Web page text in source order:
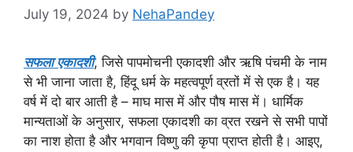
July 19, 2024 by NehaPandey
सफला एकादशी, जिसे पापमोचनी एकादशी और ऋषि पंचमी के नाम
से भी जाना जाता है, हिंदू धर्म के महत्वपूर्ण व्रतों में से एक है। यह
वर्ष में दो बार आती है – माघ मास में और पौष मास में। धार्मिक
मान्यताओं के अनुसार, सफला एकादशी का व्रत रखने से सभी पापों
का नाश होता है और भगवान विष्णु की कृपा प्राप्त होती है। आइए,